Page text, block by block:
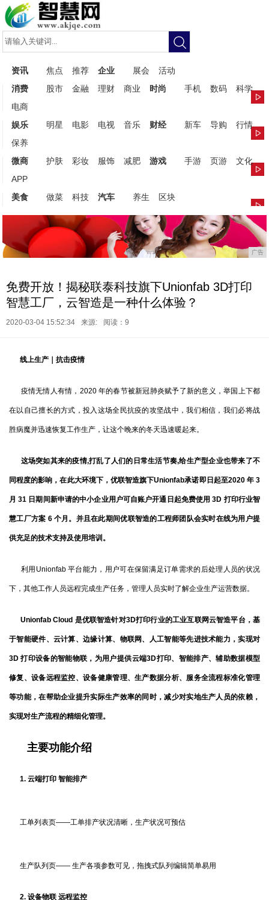
资讯 焦点 推荐 企业 展会
活动
消费
股市 金融 理财 商业 时尚 手机 数码
科学
电商
娱乐
明星 电影 电视 音乐 财经 新车 导购
行情
保养
微商
护肤 彩妆 服饰 减肥 游戏 手游 页游
文化
APP
美食
做菜 科技 汽车 养生 区块
广告
免费开放！揭秘联泰科技旗下Unionfab 3D打印
智慧工厂，云智造是一种什么体验？
2020-03-04 15:52:34 来源: 阅读：9
线上生产｜抗击疫情
疫情无情人有情，2020 年的春节被新冠肺炎赋予了新的意义，举国上下都
在以自己擅长的方式，投入这场全民抗疫的攻坚战中，我们相信，我们必将战
胜病魔并迅速恢复工作生产，让这个晚来的冬天迅速暖起来。
这场突如其来的疫情,打乱了人们的日常生活节奏,给生产型企业也带来了不
同程度的影响，在此大环境下，优联智造旗下Unionfab承诺即日起至2020 年 3
月 31 日期间新申请的中小企业用户可自账户开通日起免费使用 3D 打印行业智
慧工厂方案 6 个月。并且在此期间优联智造的工程师团队会实时在线为用户提
供充足的技术支持及使用培训。
利用Unionfab 平台能力，用户可在保留满足订单需求的后处理人员的状况
下，其他工作人员远程完成生产任务，管理人员实时了解企业生产运营数据。
Unionfab Cloud 是优联智造针对3D打印行业的工业互联网云智造平台，基
于智能硬件、云计算、边缘计算、物联网、人工智能等先进技术能力，实现对
3D 打印设备的智能物联，为用户提供云端3D打印、智能排产、辅助数据模型
修复、设备远程监控、设备健康管理、生产数据分析、服务全流程标准化管理
等功能，在帮助企业提升实际生产效率的同时，减少对实地生产人员的依赖，
实现对生产流程的精细化管理。
主要功能介绍
1. 云端打印 智能排产
工单列表页——工单排产状况清晰，生产状况可预估
生产队列页—— 生产各项参数可见，拖拽式队列编辑简单易用
2. 设备物联 远程监控